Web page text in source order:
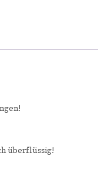
überflüssig!